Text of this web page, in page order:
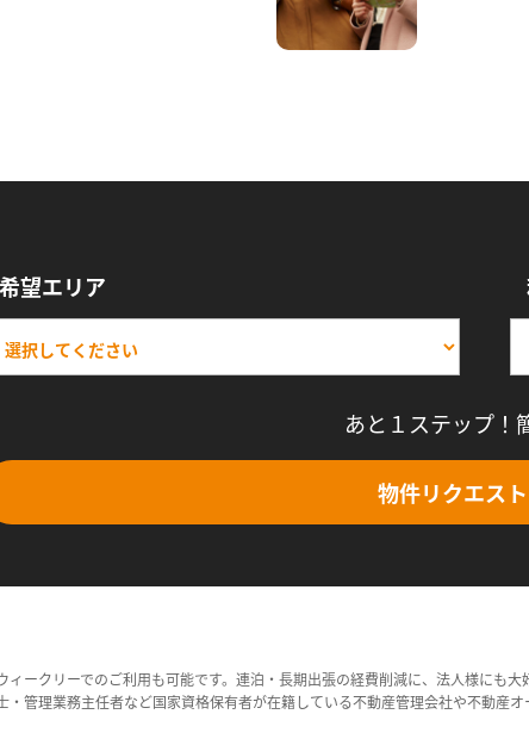
希望エリア
あと１ステップ！
物件リクエス
ークリーでのご利用も可能です。連泊・長期出張の経費削減に、法人様にも大
管理業務主任者など国家資格保有者が在籍している不動産管理会社や不動産